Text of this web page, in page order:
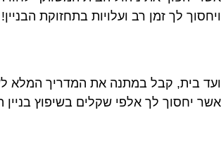
לך זמן רב ועלויות בתחזוקת הבניין!
בית, קבל במתנה את המדריך המלא
יחסוך לך אלפי שקלים בשיפוץ בניין